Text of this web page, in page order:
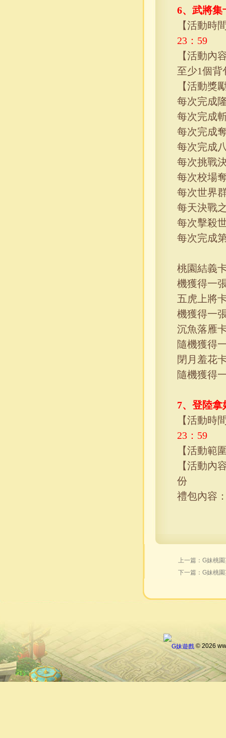
6、 武將
【活動時
23 ： 59
【活動內
至少1個背
【活動獎
每次完成
每次完成
每次完成
每次完成
每次挑戰
每次校場
每次世界
每天決戰
每次擊殺
每次完成
桃園結義
機獲得一
五虎上將
機獲得一
沉魚落雁
隨機獲得
閉月羞花
隨機獲得
7、 登陸拿
【活動時
23 ： 59
【活動範
【活動內
份
禮包內容
上一篇： G妹桃
下一篇： G妹桃
© 2026